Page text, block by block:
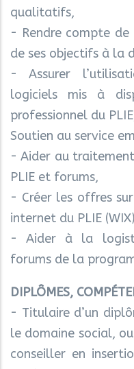
qualitatifs,
- Rendre compte
de ses objectifs à la
- Assurer
logiciels mis à
professionnel du
Soutien au service
- Aider au
PLIE et forums,
- Créer les offres
internet du PLIE
- Aider à la
forums de la
DIPLÔMES,
- Titulaire d’un
le domaine social,
conseiller en